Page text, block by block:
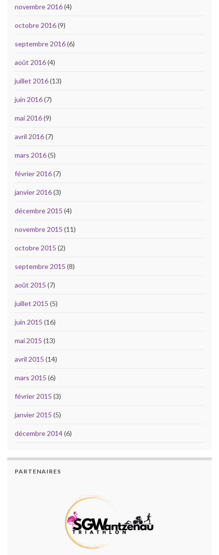
novembre 2016(4)
octobre 2016(9)
septembre 2016(6)
août 2016(4)
juillet 2016(13)
juin 2016(7)
mai 2016(9)
avril 2016(7)
mars 2016(5)
février 2016(7)
janvier 2016(3)
décembre 2015 (4)
novembre 2015 (11)
octobre 2015 (2)
septembre 2015 (8)
août 2015 (7)
juillet 2015 (5)
juin 2015 (16)
mai 2015 (13)
avril 2015 (14)
mars 2015 (6)
février 2015 (3)
janvier 2015 (5)
décembre 2014(6)
PARTENAIRES